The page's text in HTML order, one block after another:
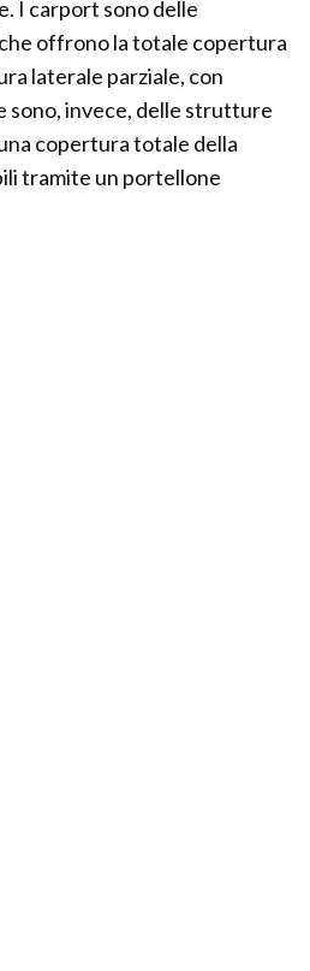
I carport sono delle
offrono la totale copertura
laterale parziale, con
sono, invece, delle strutture
copertura totale della
tramite un portellone